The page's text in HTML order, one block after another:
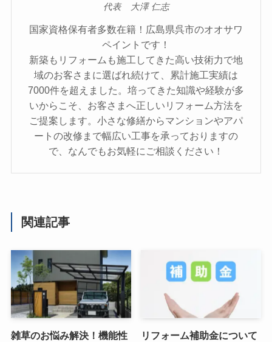
代表 大澤 仁志
国家資格保有者多数在籍！広島県呉市のオオサワ
ペイントです！
新築もリフォームも施工してきた高い技術力で地
域のお客さまに選ばれ続けて、累計施工実績は
7000件を超えました。培ってきた知識や経験が多
いからこそ、お客さまへ正しいリフォーム方法を
ご提案します。小さな修繕からマンションやアパ
ートの改修まで幅広い工事を承っておりますの
で、なんでもお気軽にご相談ください！
関連記事
雑草のお悩み解決！機能性
リフォーム補助金について